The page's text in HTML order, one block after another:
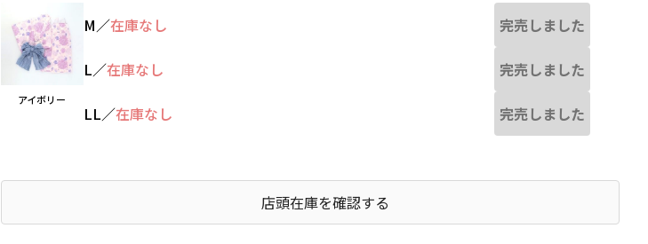
アイボリー
M／在庫なし 完売しました
L／在庫なし 完売しました
LL／在庫なし 完売しました
店頭在庫を確認する